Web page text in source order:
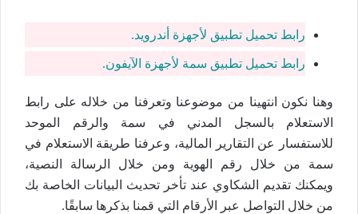
رابط تحميل تطبيق لأجهزة أندرويد.
رابط تحميل تطبيق سمة لأجهزة الآيفون.
وهنا نكون انتهينا من موضوعنا وتعرفنا من خلاله على رابط
الاستعلام بالسجل المدني في سمة والرقم الموحد
للاستفسار عن التقارير المالية، وعرفنا طريقة الاستعلام في
سمة من خلال رقم الهوية ومن خلال الرسالة النصية،
ويمكنك تقديم الشكاوي عند تأخر تحديث البيانات الخاصة بك
من خلال التواصل عبر الأرقام التي قمنا بذكرها سابقًا.